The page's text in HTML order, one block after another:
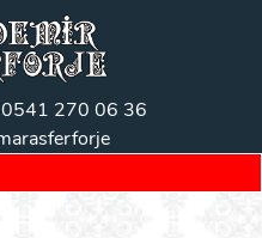
0541 270 06 36